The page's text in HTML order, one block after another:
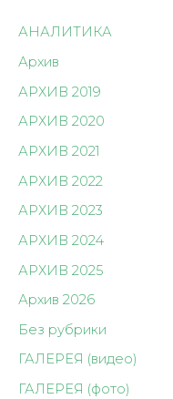
АНАЛИТИКА
Архив
АРХИВ 2019
АРХИВ 2020
АРХИВ 2021
АРХИВ 2022
АРХИВ 2023
АРХИВ 2024
АРХИВ 2025
Архив 2026
Без рубрики
ГАЛЕРЕЯ (видео)
ГАЛЕРЕЯ (фото)